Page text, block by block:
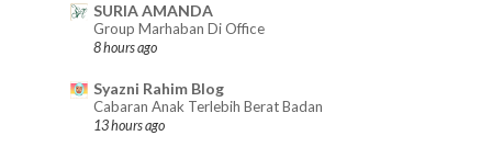
SURIA AMANDA
Group Marhaban Di Office
8 hours ago
Syazni Rahim Blog
Cabaran Anak Terlebih Berat Badan
13 hours ago